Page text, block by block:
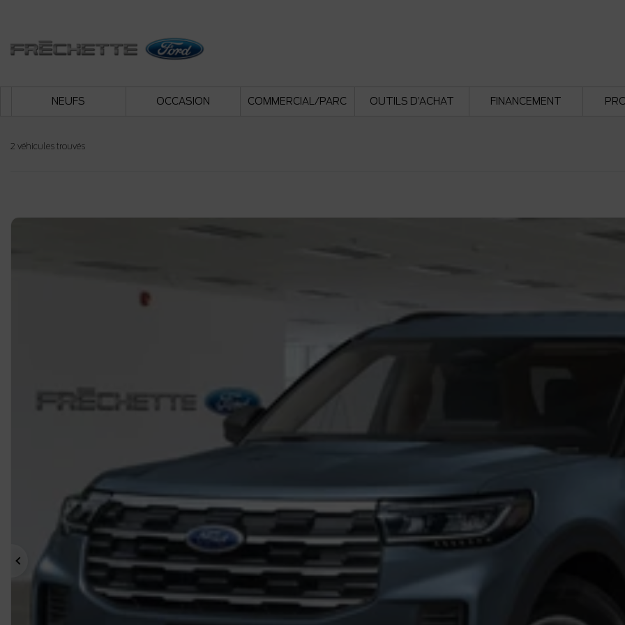
NEUFS OCCASION COMMERCIAL/PARC OUTILS D’ACHAT FINANCEMENT
2 véhicules trouvés
Précédent